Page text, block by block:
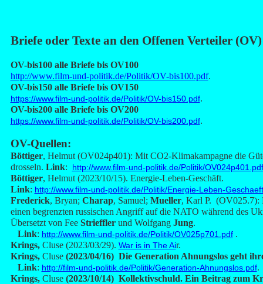
Briefe oder Texte an den Offenen Verteiler (OV)
OV-bis100 alle Briefe bis OV100
http://www.film-und-politik.de/Politik/OV-bis100.pdf.
OV-bis150 alle Briefe bis OV150
https://www.film-und-politik.de/Politik/OV-bis150.pdf.
OV-bis200 alle Briefe bis OV200
https://www.film-und-politik.de/Politik/OV-bis200.pdf.
OV-Quellen:
Böttiger, Helmut (OV024p401): Mit CO2-Klimakampagne die
drosseln. Link: http://www.film-und-politik.de/Politik/OV024p401.pdf
Böttiger, Helmut (2023/10/15). Energie-Leben-Geschäft.
Link: http://www.film-und-politik.de/Politik/Energie-Leben-
Frederick, Bryan; Charap, Samuel; Mueller, Karl P. (OV025.7):
einen begrenzten russischen Angriff auf die NATO während des
Übersetzt von Fee Striefflerund Wolfgang Jung.
Link: http://www.film-und-politik.de/Politik/OV025p701.pdf.
Krings, Cluse(2023/03/29). War is in The Air.
Krings, Cluse(2023/04/16) Die Generation Ahnungslos geht
Link: http://film-und-politik.de/Politik/Generation-Ahnungslos.pdf.
Krings, Cluse(2023/10/14) Kollektivschuld. Ein Beitrag zum